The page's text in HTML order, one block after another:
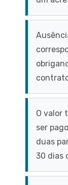
O valor
ser
duas
30 dias